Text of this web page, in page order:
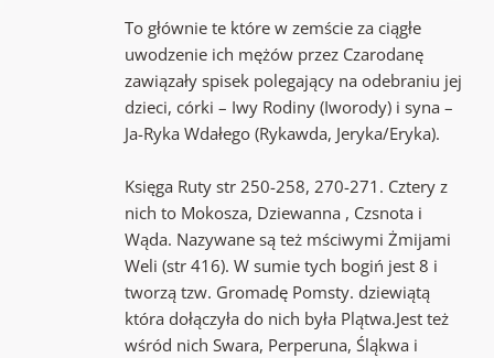
To głównie te które w zemście za ciągłe
uwodzenie ich mężów przez Czarodanę
zawiązały spisek polegający na odebraniu jej
dzieci, córki – Iwy Rodiny (Iworody) i syna –
Ja-Ryka Wdałego (Rykawda, Jeryka/Eryka).
Księga Ruty str 250-258, 270-271. Cztery z
nich to Mokosza, Dziewanna , Czsnota i
Wąda. Nazywane są też mściwymi Żmijami
Weli (str 416). W sumie tych bogiń jest 8 i
tworzą tzw. Gromadę Pomsty. dziewiątą
która dołączyła do nich była Plątwa.Jest też
wśród nich Swara, Perperuna, Śląkwa i